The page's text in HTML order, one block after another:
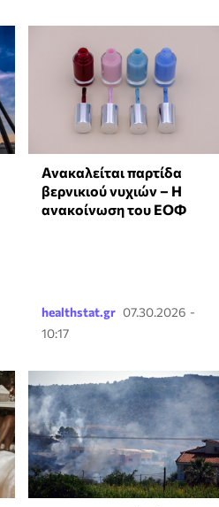
Ανακαλείται παρτίδα
βερνικιού νυχιών – Η
ανακοίνωση του ΕΟΦ
healthstat.gr 07.30.2026 -
10:17